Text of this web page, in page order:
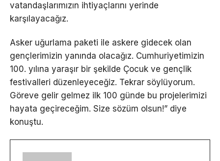
vatandaşlarımızın ihtiyaçlarını yerinde
karşılayacağız.
Asker uğurlama paketi ile askere gidecek olan
gençlerimizin yanında olacağız. Cumhuriyetimizin
100. yılına yaraşır bir şekilde Çocuk ve gençlik
festivalleri düzenleyeceğiz. Tekrar söylüyorum.
Göreve gelir gelmez ilk 100 günde bu projelerimizi
hayata geçireceğim. Size sözüm olsun!” diye
konuştu.